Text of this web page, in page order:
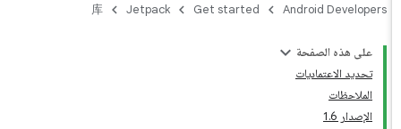
Android Developers
Get started
Jetpack
库
على هذه الصفحة
تحديد الاعتماديات
الملاحظات
الإصدار 1.6